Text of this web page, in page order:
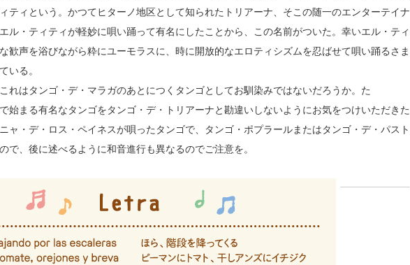
ティという。かつてヒターノ地区として知られたトリアーナ、そこの随一のエンターテイナ
ル・ティティが軽妙に唄い踊って有名にしたことから、この名前がついた。幸いエル・ティ
歓声を浴びながら粋にユーモラスに、時に開放的なエロティシズムを忍ばせて唄い踊るさま
いる。
れはタンゴ・デ・マラガのあとにつくタンゴとしてお馴染みではないだろうか。た
始まる有名なタンゴをタンゴ・デ・トリアーナと勘違いしないようにお気をつけいただきた
ャ・デ・ロス・ペイネスが唄ったタンゴで、タンゴ・ポプラールまたはタンゴ・デ・パスト
で、後に述べるように和音進行も異なるのでご注意を。